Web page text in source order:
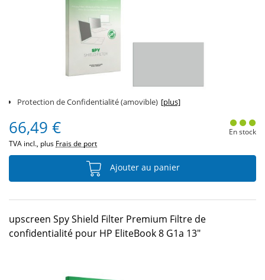
Protection de Confidentialité (amovible) [plus]
66,49 €
TVA incl., plus Frais de port
En stock
Ajouter au panier
upscreen Spy Shield Filter Premium Filtre de
confidentialité pour HP EliteBook 8 G1a 13"